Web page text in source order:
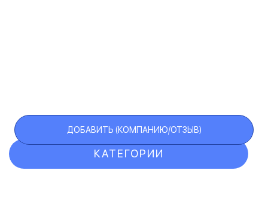
КАТЕГОРИИ
ДОБАВИТЬ (КОМПАНИЮ/ОТЗЫВ)